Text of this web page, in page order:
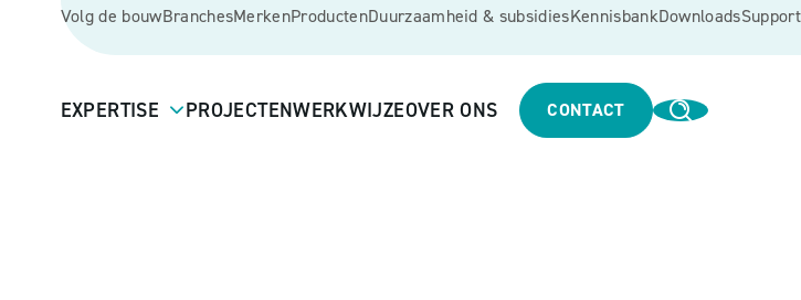
Volg de bouwBranchesMerkenProductenDuurzaamheid & subsidiesKennisbankDownloadsSupport
EXPERTISE PROJECTENWERKWIJZEOVER ONS CONTACT